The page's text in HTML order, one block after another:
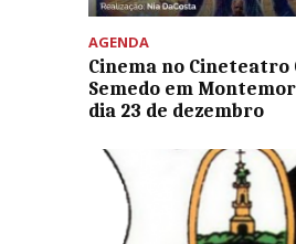
AGENDA
Cinema no Cineteatro
Semedo em
dia 23 de dezembro